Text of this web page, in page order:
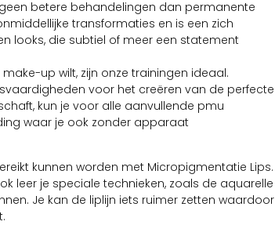
betere behandelingen dan permanente
transformaties en is een zich
looks, die subtiel of meer een statement
up wilt, zijn onze trainingen ideaal.
voor het creëren van de perfecte
kun je voor alle aanvullende pmu
waar je ook zonder apparaat
kunnen worden met Micropigmentatie Lips.
leer je speciale technieken, zoals de aquarelle
Je kan de liplijn iets ruimer zetten waardoor